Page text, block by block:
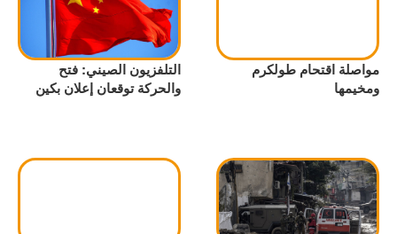
مواصلة اقتحام طولكرم
ومخيمها
التلفزيون الصيني: فتح
والحركة توقعان إعلان بكين